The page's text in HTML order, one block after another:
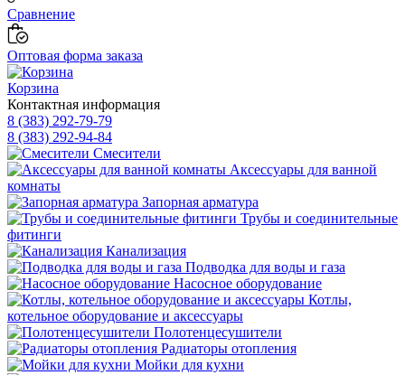
Сравнение
Оптовая форма заказа
Корзина
Контактная информация
8 (383) 292-79-79
8 (383) 292-94-84
Смесители
Аксессуары для ванной
комнаты
Запорная арматура
Трубы и соединительные
фитинги
Канализация
Подводка для воды и газа
Насосное оборудование
Котлы,
котельное оборудование и аксессуары
Полотенцесушители
Радиаторы отопления
Мойки для кухни